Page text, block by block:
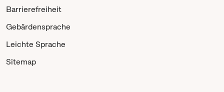
Barrierefreiheit
Gebärdensprache
Leichte Sprache
Sitemap